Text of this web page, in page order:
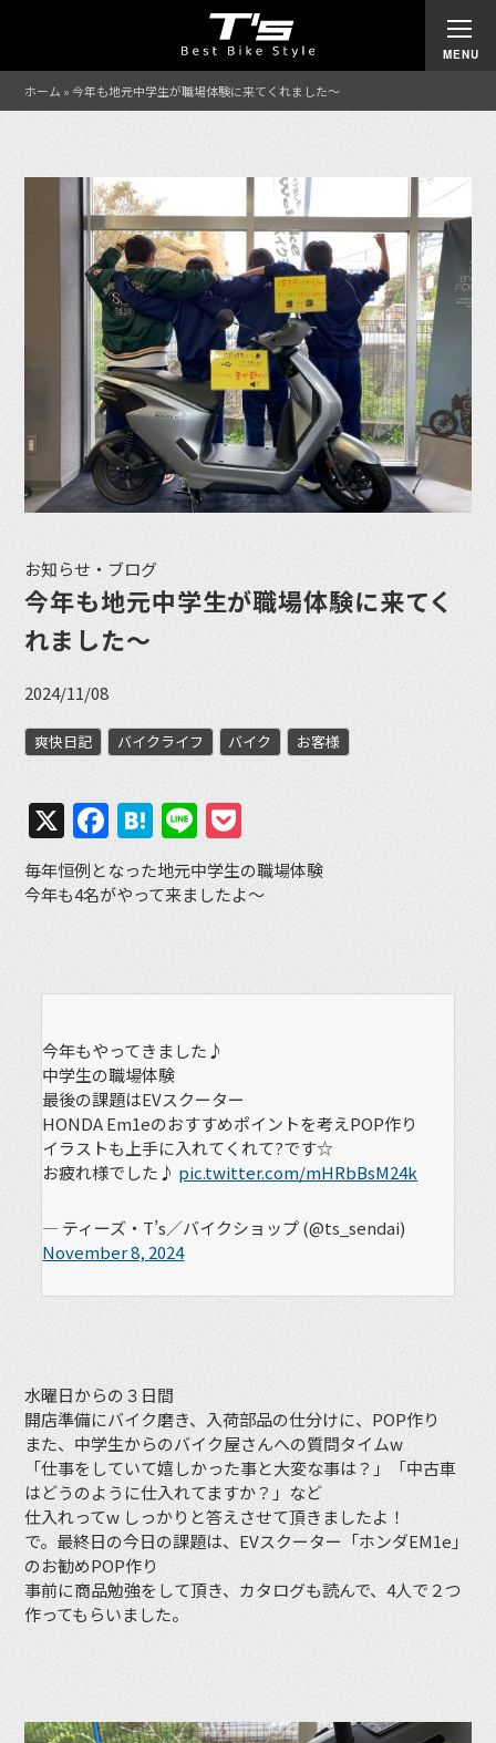
ホーム »今年も地元中学生が職場体験に来てくれました〜
お知らせ・ブログ
今年も地元中学生が職場体験に来てく
れました〜
2024/11/08
爽快日記 バイクライフ バイク お客様
X Facebook
Hatena
Line
毎年恒例となった地元中学生の職場体験
今年も4名がやって来ましたよ〜
今年もやってきました♪
中学生の職場体験
最後の課題はEVスクーター
HONDA Em1eのおすすめポイントを考えPOP作り
イラストも上手に入れてくれて?です☆
お疲れ様でした♪ pic.twitter.com/mHRbBsM24k
— ティーズ・T’s／バイクショップ (@ts_sendai)
November 8, 2024
水曜日からの３日間
開店準備にバイク磨き、入荷部品の仕分けに、POP作り
また、中学生からのバイク屋さんへの質問タイムw
「仕事をしていて嬉しかった事と大変な事は？」「中古車
はどうのように仕入れてますか？」など
仕入れってw しっかりと答えさせて頂きましたよ！
で。最終日の今日の課題は、EVスクーター「ホンダEM1e」
のお勧めPOP作り
事前に商品勉強をして頂き、カタログも読んで、4人で２つ
作ってもらいました。